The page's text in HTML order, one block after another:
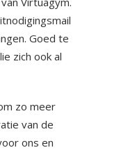
Goed te
zich ook al
zo meer
van de
ons en